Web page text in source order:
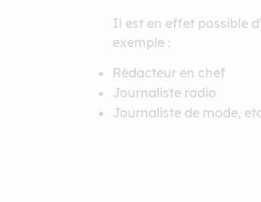
Il est en effet possible
exemple :
Rédacteur en chef
Journaliste radio
Journaliste de mode,